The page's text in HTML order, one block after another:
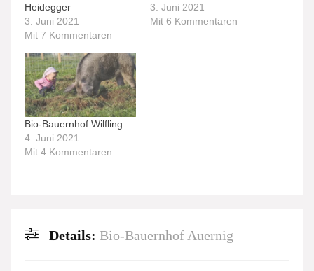
Heidegger
3. Juni 2021
Mit 7 Kommentaren
3. Juni 2021
Mit 6 Kommentaren
Bio-Bauernhof Wilfling
4. Juni 2021
Mit 4 Kommentaren
Details: Bio-Bauernhof Auernig